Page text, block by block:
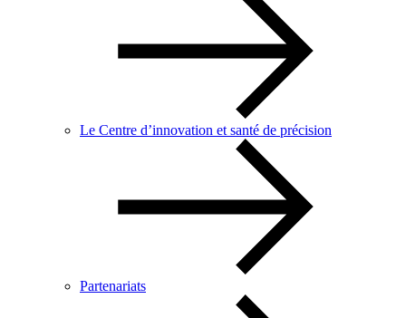
Le Centre d’innovation et santé de précision
Partenariats